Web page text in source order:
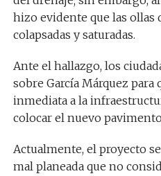
hizo evidente que las ollas
colapsadas y saturadas.
Ante el hallazgo, los
sobre García Márquez
inmediata a la
colocar el nuevo
Actualmente, el proyecto
mal planeada que no